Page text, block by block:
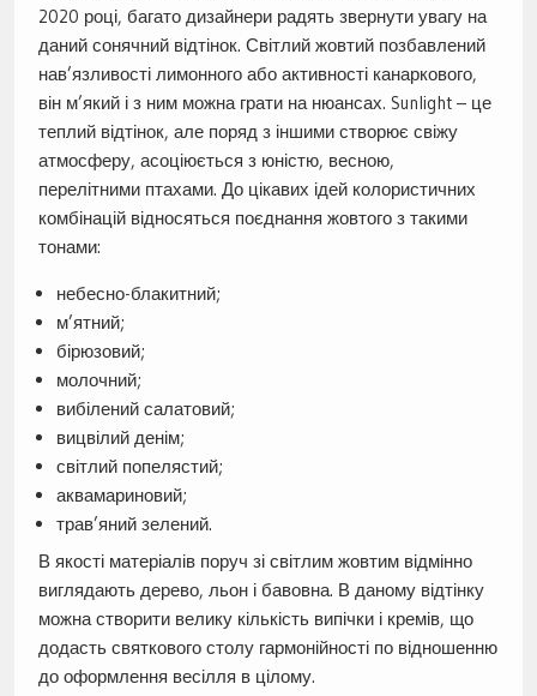
2020 році, багато дизайнери радять звернути увагу на
даний сонячний відтінок. Світлий жовтий позбавлений
нав’язливості лимонного або активності канаркового,
він м’який і з ним можна грати на нюансах. Sunlight – це
теплий відтінок, але поряд з іншими створює свіжу
атмосферу, асоціюється з юністю, весною,
перелітними птахами. До цікавих ідей колористичних
комбінацій відносяться поєднання жовтого з такими
тонами:
небесно-блакитний;
м’ятний;
бірюзовий;
молочний;
вибілений салатовий;
вицвілий денім;
світлий попелястий;
аквамариновий;
трав’яний зелений.
В якості матеріалів поруч зі світлим жовтим відмінно
виглядають дерево, льон і бавовна. В даному відтінку
можна створити велику кількість випічки і кремів, що
додасть святкового столу гармонійності по відношенню
до оформлення весілля в цілому.